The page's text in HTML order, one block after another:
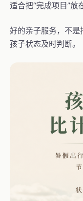
适合把“完成项目”放
好的亲子服务，不
孩子状态及时判断。